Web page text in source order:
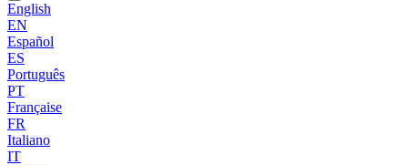
English
EN
Español
ES
Português
PT
Française
FR
Italiano
IT